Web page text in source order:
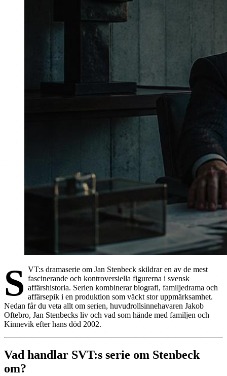
S VT:s dramaserie om Jan Stenbeck skildrar en av de mest
fascinerande och kontroversiella figurerna i svensk
affärshistoria. Serien kombinerar biografi, familjedrama och
affärsepik i en produktion som väckt stor uppmärksamhet.
Nedan får du veta allt om serien, huvudrollsinnehavaren Jakob
Oftebro, Jan Stenbecks liv och vad som hände med familjen och
Kinnevik efter hans död 2002.
Vad handlar SVT:s serie om Stenbeck
om?